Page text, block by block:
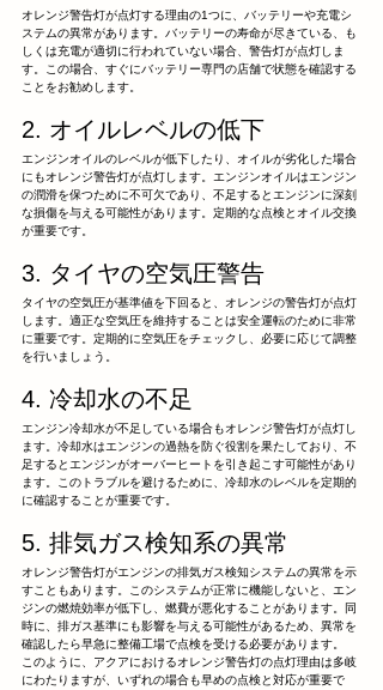
オレンジ警告灯が点灯する理由の1つに、バッテリーや充電シ
ステムの異常があります。バッテリーの寿命が尽きている、も
しくは充電が適切に行われていない場合、警告灯が点灯しま
す。この場合、すぐにバッテリー専門の店舗で状態を確認する
ことをお勧めします。
2. オイルレベルの低下
エンジンオイルのレベルが低下したり、オイルが劣化した場合
にもオレンジ警告灯が点灯します。エンジンオイルはエンジン
の潤滑を保つために不可欠であり、不足するとエンジンに深刻
な損傷を与える可能性があります。定期的な点検とオイル交換
が重要です。
3. タイヤの空気圧警告
タイヤの空気圧が基準値を下回ると、オレンジの警告灯が点灯
します。適正な空気圧を維持することは安全運転のために非常
に重要です。定期的に空気圧をチェックし、必要に応じて調整
を行いましょう。
4. 冷却水の不足
エンジン冷却水が不足している場合もオレンジ警告灯が点灯し
ます。冷却水はエンジンの過熱を防ぐ役割を果たしており、不
足するとエンジンがオーバーヒートを引き起こす可能性があり
ます。このトラブルを避けるために、冷却水のレベルを定期的
に確認することが重要です。
5. 排気ガス検知系の異常
オレンジ警告灯がエンジンの排気ガス検知システムの異常を示
すこともあります。このシステムが正常に機能しないと、エン
ジンの燃焼効率が低下し、燃費が悪化することがあります。同
時に、排ガス基準にも影響を与える可能性があるため、異常を
確認したら早急に整備工場で点検を受ける必要があります。
このように、アクアにおけるオレンジ警告灯の点灯理由は多岐
にわたりますが、いずれの場合も早めの点検と対応が重要で